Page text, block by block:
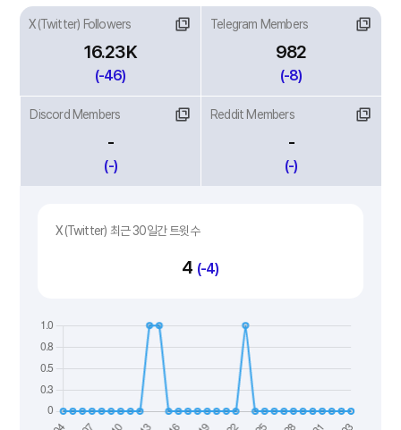
X(Twitter) Followers
16.23K
(-46)
Telegram Members
982
(-8)
Discord Members
-
(-)
Reddit Members
-
(-)
X(Twitter) 최근 30일간 트윗수
4 (-4)